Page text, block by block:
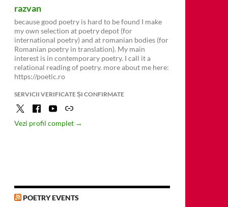
razvan
because good poetry is hard to be found I make
my own selection at poetry depot (for
international poetry) and at romanian bodies (for
Romanian poetry in translation). My main
interest is in contemporary poetry. I call it a
relational reading of poetry. more about me here:
https://poetic.ro
SERVICII VERIFICATE ȘI CONFIRMATE
Vezi profil complet →
POETRY EVENTS